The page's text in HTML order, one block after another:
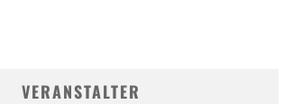
VERANSTALTER